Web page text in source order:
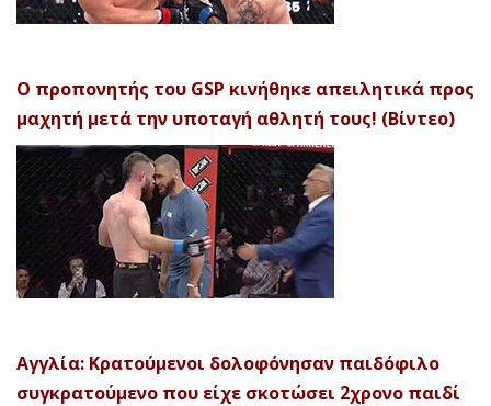
Ο προπονητής του GSP κινήθηκε απειλητικά προς
μαχητή μετά την υποταγή αθλητή τους! (Βίντεο)
Αγγλία: Κρατούμενοι δολοφόνησαν παιδόφιλο
συγκρατούμενο που είχε σκοτώσει 2χρονο παιδί